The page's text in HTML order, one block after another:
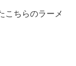
こちらのラーメ